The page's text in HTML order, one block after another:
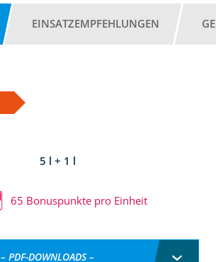
EINSATZEMPFEHLUNGEN
5 l + 1 l
65 Bonuspunkte pro Einheit
– PDF-DOWNLOADS –